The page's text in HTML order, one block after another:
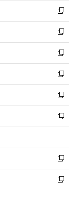
く
で
開
く
ド
ウ
で
開
く
ィ
ン
ド
ウ
で
開
く
し
い
ウ
ィ
ン
ド
ウ
で
開
く
新
し
い
ウ
ィ
ン
ド
ウ
で
開
く
新
し
い
ウ
ィ
ン
ド
ウ
で
開
新
し
い
ウ
ィ
ン
ド
ウ
開
く
新
し
い
ウ
ィ
ン
ウ
で
開
く
新
し
い
ウ
ン
ド
ウ
で
新
し
ウ
ィ
ン
ド
新
し
い
新